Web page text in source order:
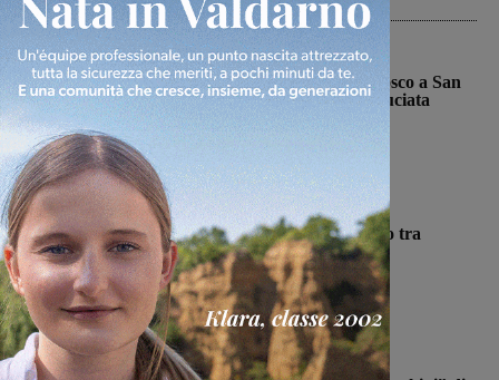
Cronaca
Bucine, incendio di oliveta e bosco a San
Pancrazio. Tre ettari l’area bruciata
Monica Campani - 7 Agosto 2026
Cronaca
Autostrada, furgoncino a fuoco tra
Firenze sud e Incisa Reggello
Glenda Venturini - 7 Agosto 2026
Calcio